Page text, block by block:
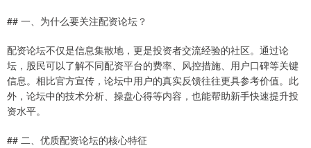
## 一、为什么要关注配资论坛？
配资论坛不仅是信息集散地，更是投资者交流经验的社区。通过论
坛，股民可以了解不同配资平台的费率、风控措施、用户口碑等关键
信息。相比官方宣传，论坛中用户的真实反馈往往更具参考价值。此
外，论坛中的技术分析、操盘心得等内容，也能帮助新手快速提升投
资水平。
## 二、优质配资论坛的核心特征